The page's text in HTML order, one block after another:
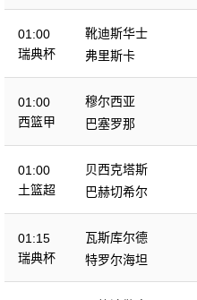
01:00
瑞典杯
靴迪斯华士
弗里斯卡
01:00
西篮甲
穆尔西亚
巴塞罗那
01:00
土篮超
贝西克塔斯
巴赫切希尔
01:15
瑞典杯
瓦斯库尔德
特罗尔海坦